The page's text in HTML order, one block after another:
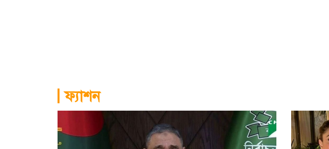
ফ্যাশন